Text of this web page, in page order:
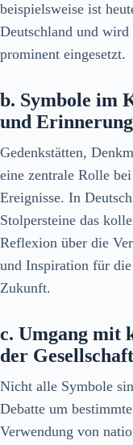
beispielsweise ist
Deutschland und
prominent eingesetzt.
b. Symbole im
und
Gedenkstätten,
eine zentrale Rolle
Ereignisse. In
Stolpersteine das
Reflexion über die
und Inspiration für
Zukunft.
c. Umgang mit
der Gesellschaft
Nicht alle Symbole
Debatte um
Verwendung von